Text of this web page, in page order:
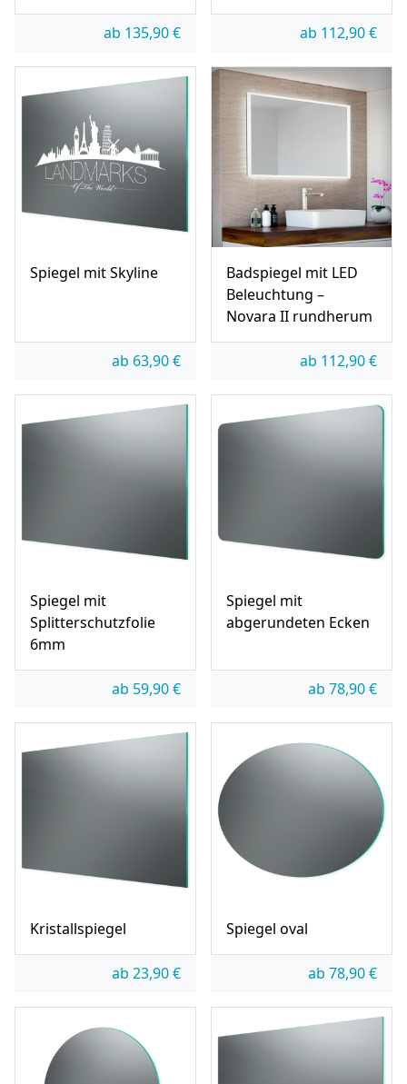
ab 135,90€ ab 112,90€
Spiegel mit Skyline
ab 63,90€
Badspiegel mit LED
Beleuchtung –
Novara II rundherum
ab 112,90€
Spiegel mit
Splitterschutzfolie
6mm
ab 59,90€
Spiegel mit
abgerundeten Ecken
ab 78,90€
Kristallspiegel
ab 23,90€
Spiegel oval
ab 78,90€